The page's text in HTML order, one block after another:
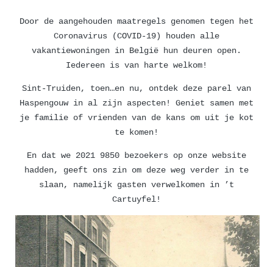
Door de aangehouden maatregels genomen tegen het
Coronavirus (COVID-19) houden alle
vakantiewoningen in België hun deuren open.
Iedereen is van harte welkom!
Sint-Truiden, toen…en nu, ontdek deze parel van
Haspengouw in al zijn aspecten! Geniet samen met
je familie of vrienden van de kans om uit je kot
te komen!
En dat we 2021 9850 bezoekers op onze website
hadden, geeft ons zin om deze weg verder in te
slaan, namelijk gasten verwelkomen in ’t
Cartuyfel!